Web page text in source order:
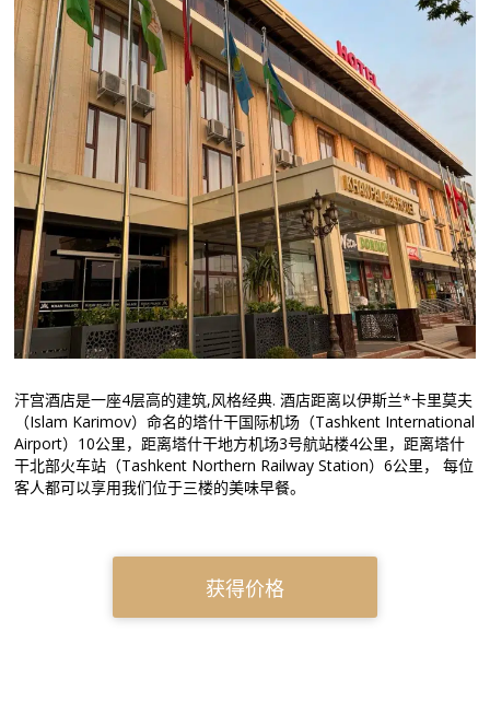
汗宫酒店是一座4层高的建筑,风格经典. 酒店距离以伊斯兰*卡里莫夫
（Islam Karimov）命名的塔什干国际机场（Tashkent International
Airport）10公里，距离塔什干地方机场3号航站楼4公里，距离塔什
干北部火车站（Tashkent Northern Railway Station）6公里， 每位
客人都可以享用我们位于三楼的美味早餐。
获得价格